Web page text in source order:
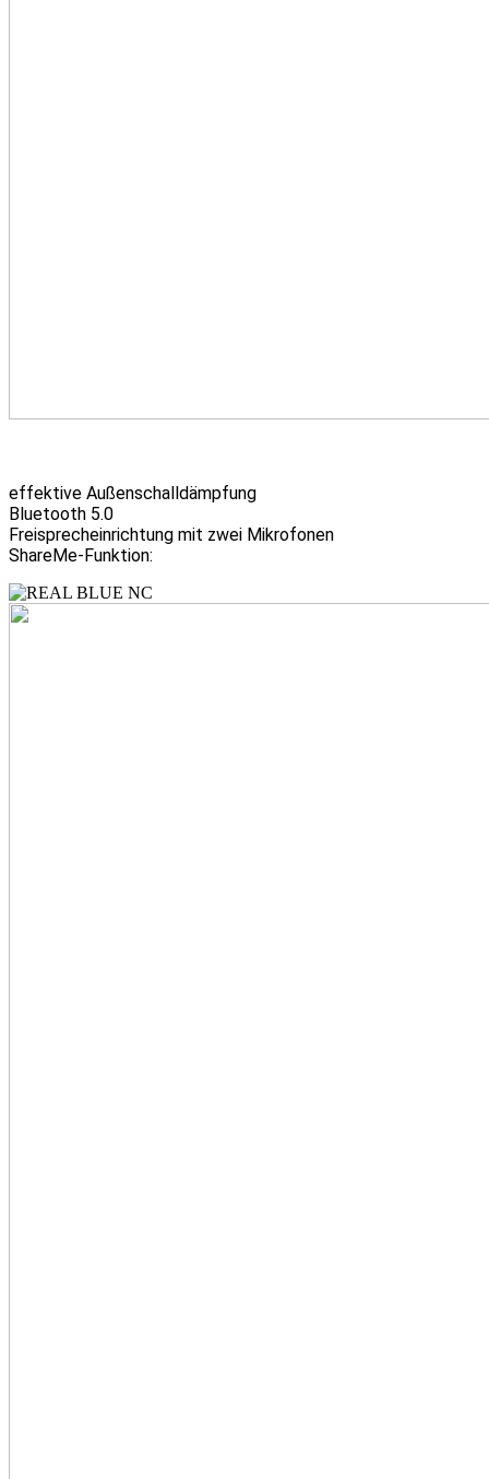
effektive Außenschalldämpfung
Bluetooth 5.0
Freisprecheinrichtung mit zwei Mikrofonen
ShareMe-Funktion: